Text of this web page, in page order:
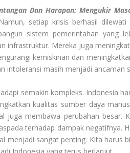
Dan Harapan: Mengukir
setiap krisis berhasil dilewati
sistem pemerintahan yang
infrastruktur. Mereka juga
kemiskinan dan
intoleransi masih menjadi ancaman
semakin kompleks. Indonesia
kualitas sumber daya
juga membawa perubahan besar.
terhadap dampak negatifnya.
menjadi sangat penting. Kita harus